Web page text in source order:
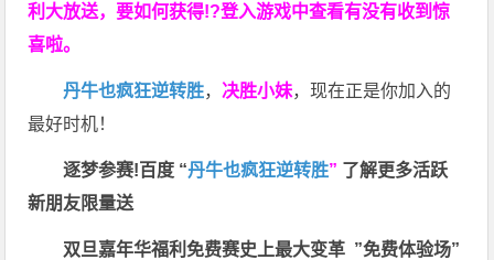
利大放送，要如何获得!?登入游戏中查看有没有收到惊
喜啦。
丹牛也疯狂逆转胜， 决胜小妹，现在正是你加入的
最好时机！
逐梦参赛!百度 “丹牛也疯狂逆转胜” 了解更多活跃
新朋友限量送
双旦嘉年华福利免费赛史上最大变革 ”免费体验场”